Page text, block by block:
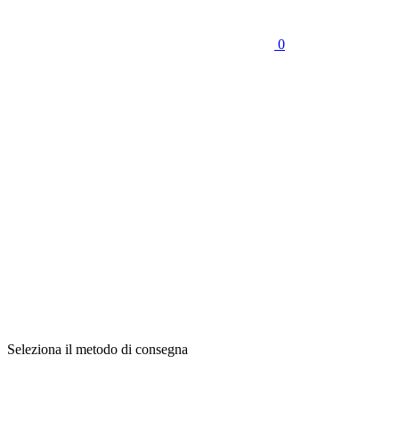
0
Seleziona il metodo di consegna